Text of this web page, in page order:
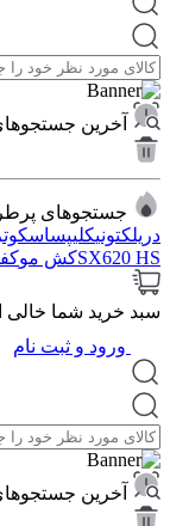
آخرین
جستجوهای
دریلکتونیکلیپس
SX620 HSکش مو
سبد خرید شما
ورود و ثبت نام
آخرین